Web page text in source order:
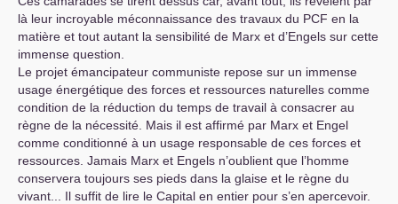
là leur incroyable méconnaissance des travaux du PCF en la
matière et tout autant la sensibilité de Marx et d’Engels sur cette
immense question.
Le projet émancipateur communiste repose sur un immense
usage énergétique des forces et ressources naturelles comme
condition de la réduction du temps de travail à consacrer au
règne de la nécessité. Mais il est affirmé par Marx et Engel
comme conditionné à un usage responsable de ces forces et
ressources. Jamais Marx et Engels n’oublient que l’homme
conservera toujours ses pieds dans la glaise et le règne du
vivant... Il suffit de lire le Capital en entier pour s’en apercevoir.